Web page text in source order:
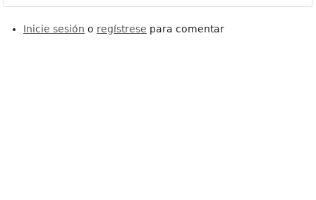
Inicie sesión o regístrese para comentar